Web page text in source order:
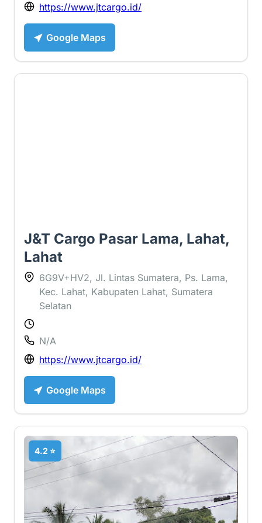
https://www.jtcargo.id/
Google Maps
J&T Cargo Pasar Lama, Lahat,
Lahat
6G9V+HV2, Jl. Lintas Sumatera, Ps. Lama,
Kec. Lahat, Kabupaten Lahat, Sumatera
Selatan
N/A
https://www.jtcargo.id/
Google Maps
4.2 ⭐